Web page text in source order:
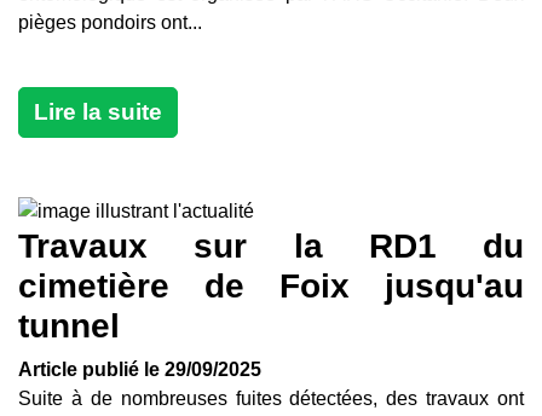
pièges pondoirs ont...
Lire la suite
Travaux sur la RD1 du
cimetière de Foix jusqu'au
tunnel
Article publié le 29/09/2025
Suite à de nombreuses fuites détectées, des travaux ont